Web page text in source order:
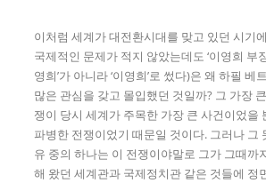
이처럼 세계가 대전환시대를 맞고 있던 시기
국제적인 문제가 적지 않았는데도 ‘이영희 부
영희’가 아니라 ‘이영희’로 썼다)은 왜 하필 베
많은 관심을 갖고 몰입했던 것일까? 그 가장
쟁이 당시 세계가 주목한 가장 큰 사건이었을
파병한 전쟁이었기 때문일 것이다. 그러나 그
유 중의 하나는 이 전쟁이야말로 그가 그때까
해 왔던 세계관과 국제정치관 같은 것들에 정